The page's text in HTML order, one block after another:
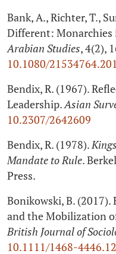
Bank, A., Richter, T.,
Different: Monarchies
Arabian Studies, 4(2),
10.1080/
Bendix, R. (1967).
Leadership.Asian
10.2307/2642609
Bendix, R. (1978).
Mandate to Rule.
Press.
Bonikowski, B.
and the Mobilization
British Journal of
10.1111/1468-